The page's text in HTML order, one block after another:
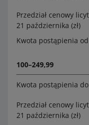
Przedział cenowy
21 października (zł)
Kwota postąpienia
100–249,99
Kwota postąpienia
Przedział cenowy
21 października (zł)